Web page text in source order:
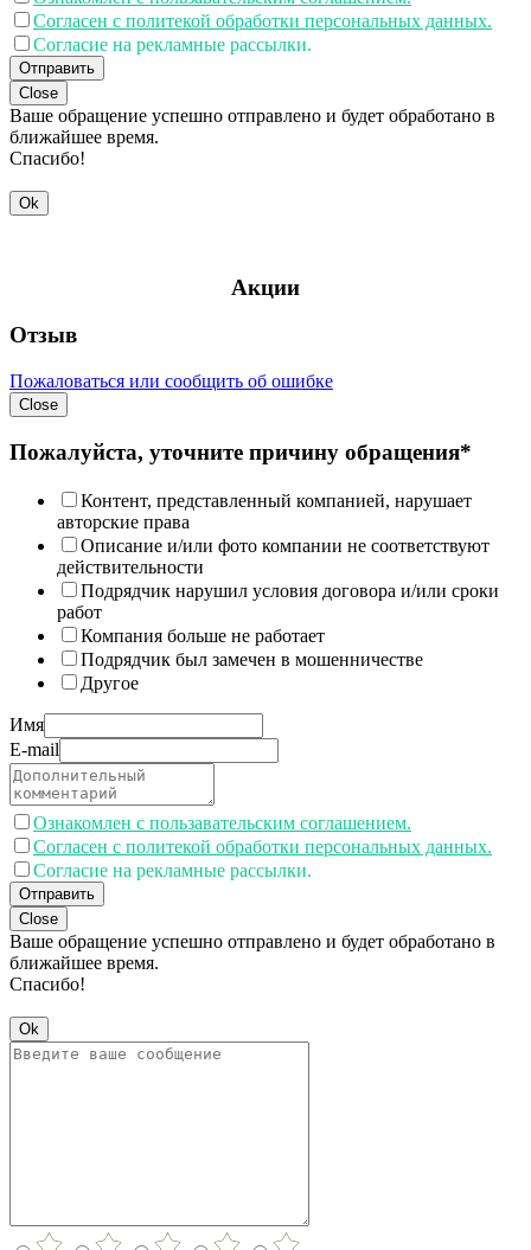
Согласен с политекой обработки персональных данных.
Согласие на рекламные рассылки.
Отправить
Close
Ваше обращение успешно отправлено и будет обработано в
ближайшее время.
Спасибо!
Ok
Акции
Отзыв
Пожаловаться или сообщить об ошибке
Close
Пожалуйста, уточните причину обращения*
Контент, представленный компанией, нарушает
авторские права
Описание и/или фото компании не соответствуют
действительности
Подрядчик нарушил условия договора и/или сроки
работ
Компания больше не работает
Подрядчик был замечен в мошенничестве
Другое
Имя
E-mail
Ознакомлен с пользавательским соглашением.
Согласен с политекой обработки персональных данных.
Согласие на рекламные рассылки.
Отправить
Close
Ваше обращение успешно отправлено и будет обработано в
ближайшее время.
Спасибо!
Ok